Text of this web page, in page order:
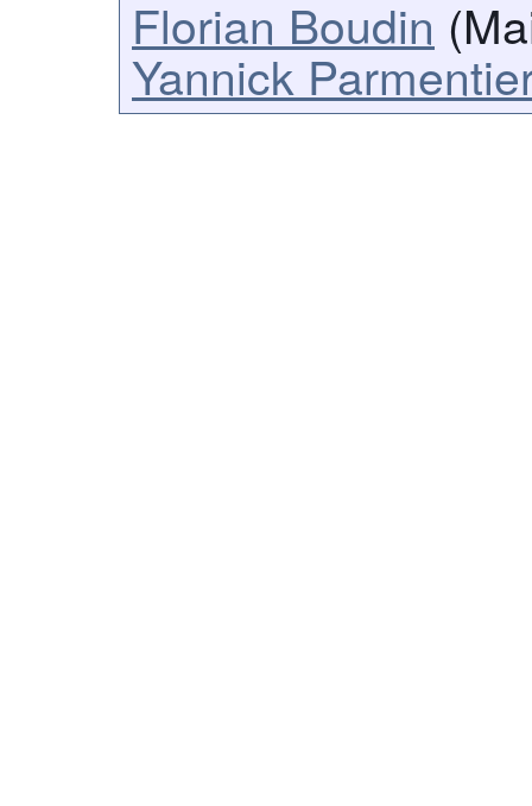
Florian Boudin
Yannick